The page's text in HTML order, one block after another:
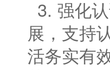
3. 强化
展，支持
活务实有